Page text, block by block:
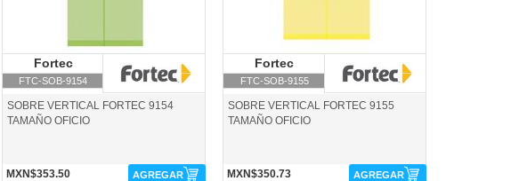
Fortec
FTC-SOB-9154
SOBRE VERTICAL FORTEC 9154
TAMAÑO OFICIO
MXN$353.50 AGREGAR
Fortec
FTC-SOB-9155
SOBRE VERTICAL FORTEC 9155
TAMAÑO OFICIO
MXN$350.73 AGREGAR